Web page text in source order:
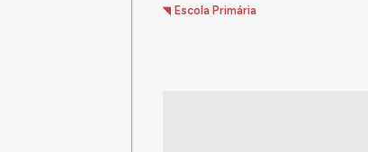
Escola Primária